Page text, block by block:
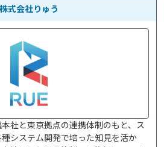
株式会社りゅう
社と東京拠点の連携体制のもと、ス
システム開発で培った知見を活か